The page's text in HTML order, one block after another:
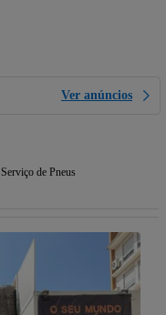
Ver anúncios
Serviço de Pneus